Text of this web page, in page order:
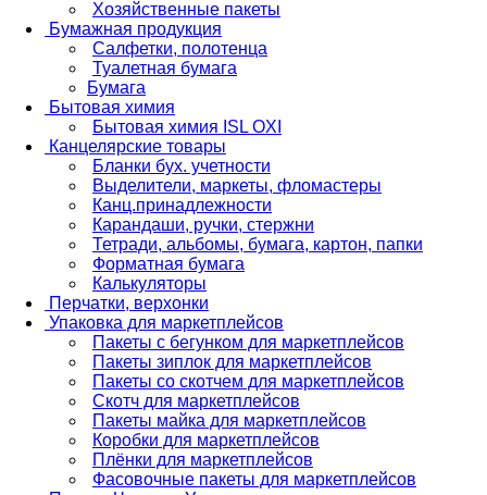
Хозяйственные пакеты
Бумажная продукция
Салфетки, полотенца
Туалетная бумага
Бумага
Бытовая химия
Бытовая химия ISL OXI
Канцелярские товары
Бланки бух. учетности
Выделители, маркеты, фломастеры
Канц.принадлежности
Карандаши, ручки, стержни
Тетради, альбомы, бумага, картон, папки
Форматная бумага
Калькуляторы
Перчатки, верхонки
Упаковка для маркетплейсов
Пакеты с бегунком для маркетплейсов
Пакеты зиплок для маркетплейсов
Пакеты со скотчем для маркетплейсов
Скотч для маркетплейсов
Пакеты майка для маркетплейсов
Коробки для маркетплейсов
Плёнки для маркетплейсов
Фасовочные пакеты для маркетплейсов